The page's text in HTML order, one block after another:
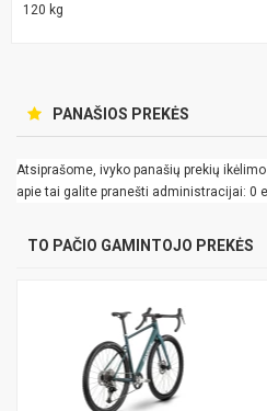
120 kg
PANAŠIOS PREKĖS
Atsiprašome, ivyko panašių prekių
apie tai galite pranešti administracijai: 0
TO PAČIO GAMINTOJO PREKĖS